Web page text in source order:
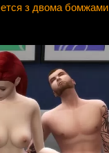
з двома бомжами